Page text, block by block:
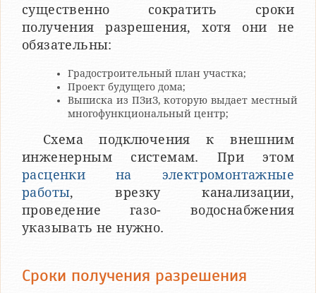
существенно сократить сроки
получения разрешения, хотя они не
обязательны:
Градостроительный план участка;
Проект будущего дома;
Выписка из ПЗиЗ, которую выдает местный
многофункциональный центр;
Схема подключения к внешним
инженерным системам. При этом
расценки на электромонтажные
работы, врезку канализации,
проведение газо- водоснабжения
указывать не нужно.
Сроки получения разрешения